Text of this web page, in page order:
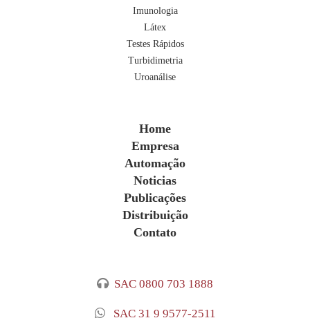
Imunologia
Látex
Testes Rápidos
Turbidimetria
Uroanálise
Home
Empresa
Automação
Noticias
Publicações
Distribuição
Contato
SAC 0800 703 1888
SAC 31 9 9577-2511